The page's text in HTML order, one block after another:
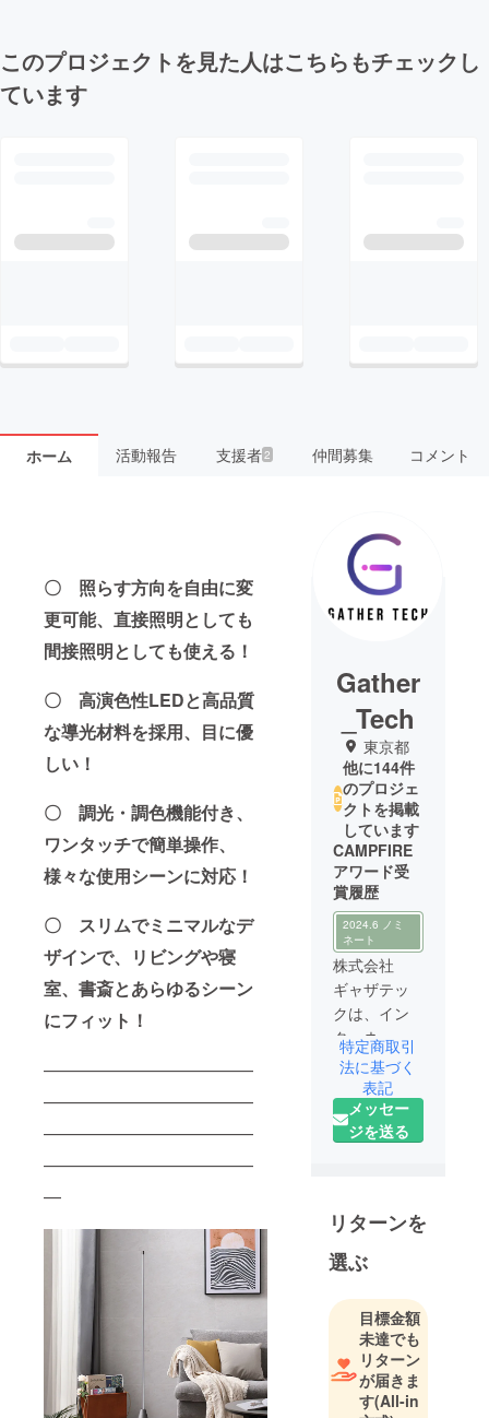
このプロジェクトを見た人はこちらもチェックし
ています
ホーム 活動報告 支援者2 仲間募集 コメント
〇 照らす方向を自由に変
更可能、直接照明としても
間接照明としても使える！
〇 高演色性LEDと高品質
な導光材料を採用、目に優
しい！
〇 調光・調色機能付き、
ワンタッチで簡単操作、
様々な使用シーンに対応！
〇 スリムでミニマルなデ
ザインで、リビングや寝
室、書斎とあらゆるシーン
にフィット！
————————————
————————————
————————————
————————————
—
Gather
_Tech
東京都
他に144件
のプロジェ
クトを掲載
しています
CAMPFIRE
アワード受
賞履歴
2024.6 ノミ
ネート
株式会社
ギャザテッ
クは、イン
ターネット
を活用した
スマートな
次世代ライ
フスタイル
斬新でユ
ニークな商
品をお届け
します。
そのため弊
社は数多く
の海外メー
特定商取引
法に基づく
表記
メッセー
ジを送る
リターンを
選ぶ
目標金額
未達でも
リターン
が届きま
す(All-in